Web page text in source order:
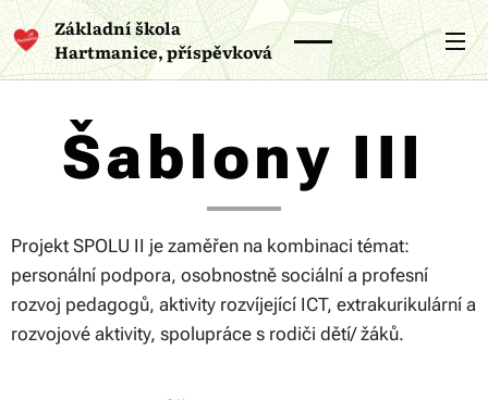
Základní škola
Hartmanice, příspěvková
organizace
Šablony III
Projekt SPOLU II je zaměřen na kombinaci témat:
personální podpora, osobnostně sociální a profesní
rozvoj pedagogů, aktivity rozvíjející ICT, extrakurikulární a
rozvojové aktivity, spolupráce s rodiči dětí/ žáků.